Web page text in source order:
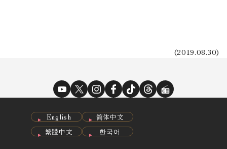
(2019.08.30)
English
简体中文
繁體中文
한국어